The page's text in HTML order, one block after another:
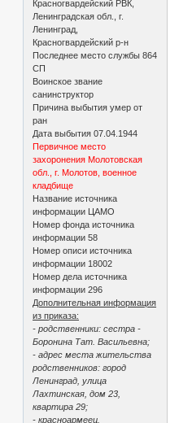
Красногвардейский РВК,
Ленинградская обл., г.
Ленинград,
Красногвардейский р-н
Последнее место службы 864
СП
Воинское звание
санинструктор
Причина выбытия умер от
ран
Дата выбытия 07.04.1944
Первичное место
захоронения Молотовская
обл., г. Молотов, военное
кладбище
Название источника
информации ЦАМО
Номер фонда источника
информации 58
Номер описи источника
информации 18002
Номер дела источника
информации 296
Дополнительная информация
из приказа:
- родственники: сестра -
Боронина Тат. Васильевна;
- адрес места жительства
родственников: город
Ленинград, улица
Лахтинская, дом 23,
квартира 29;
- красноармеец.